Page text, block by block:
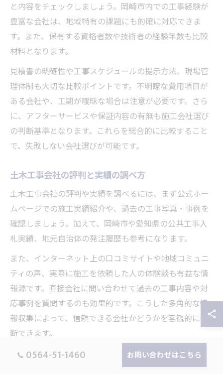
と内容をチェックしましょう。岡崎市内での工事経験が
豊富な会社は、地域特有の課題にも的確に対応できま
す。また、保有する資格者数や技術者の経験年数も比較
材料となります。
見積書の明確性や工事スケジュールの提示方法、現場管
理体制も大切な比較ポイントです。不明瞭な費用項目が
ある会社や、工期が曖昧な場合は注意が必要です。さら
に、アフターサービスや保証内容の有無も施工会社選び
の判断基準となります。これらを総合的に比較すること
で、失敗しない会社選びが可能です。
土木工事会社の評判と実績の調べ方
土木工事会社の評判や実績を調べるには、まず公式ホー
ムページでの施工実績紹介や、過去の工事写真・事例を
確認しましょう。加えて、岡崎市や愛知県の公共工事入
札実績、地元自治体の発注履歴も参考になります。
また、インターネット上の口コミサイトや地域コミュニ
ティの声、実際に施工を依頼した人の体験談も有益な情
報源です。直接会社に問い合わせて過去の工事内容や対
応事例を質問するのも効果的です。こうした多角的な情
報収集によって、信頼できる会社かどうかを客観的に判
断できます。
施工管理体制が整った土木工事会社とは
0564-51-1460 お問い合わせはこちら